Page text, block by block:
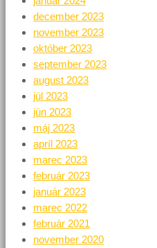
december 2023
november 2023
október 2023
september 2023
august 2023
júl 2023
jún 2023
máj 2023
apríl 2023
marec 2023
február 2023
január 2023
marec 2022
február 2021
november 2020